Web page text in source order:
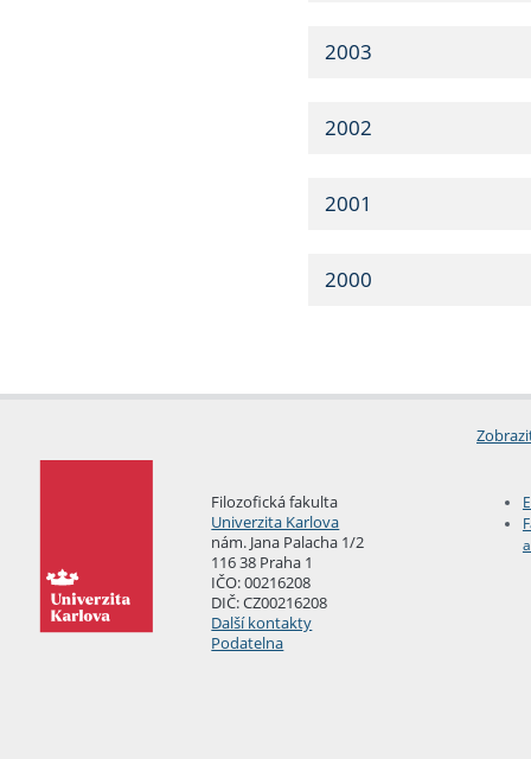
2003
2002
2001
2000
Filozofická fakulta
Univerzita Karlova
nám. Jana Palacha 1/2
116 38 Praha 1
IČO: 00216208
DIČ: CZ00216208
Další kontakty
Podatelna